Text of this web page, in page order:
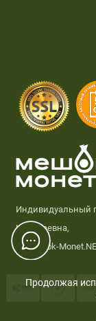
Индивидуальный
Николаевна,
© Meshok-
Продолжая